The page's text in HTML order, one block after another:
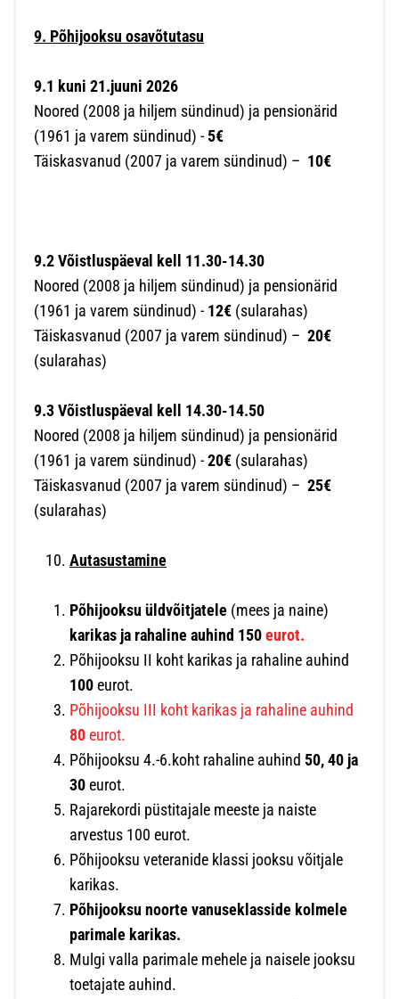
9. Põhijooksu osavõtutasu
9.1 kuni 21.juuni 2026
Noored (2008 ja hiljem sündinud) ja pensionärid
(1961 ja varem sündinud) -5€
Täiskasvanud (2007 ja varem sündinud) – 10€
9.2 Võistluspäeval kell 11.30-14.30
Noored (2008 ja hiljem sündinud) ja pensionärid
(1961 ja varem sündinud) - 12€ (sularahas)
Täiskasvanud (2007 ja varem sündinud) –20€
(sularahas)
9.3 Võistluspäeval kell 14.30-14.50
Noored (2008 ja hiljem sündinud) ja pensionärid
(1961 ja varem sündinud) -20€ (sularahas)
Täiskasvanud (2007 ja varem sündinud) –25€
(sularahas)
Autasustamine
Põhijooksu üldvõitjatele (mees ja naine)
karikas ja rahaline auhind 150eurot.
Põhijooksu II koht karikas ja rahaline auhind
100eurot.
Põhijooksu III koht karikas ja rahaline auhind
80eurot.
Põhijooksu 4.-6.koht rahaline auhind 50, 40 ja
30eurot.
Rajarekordi püstitajale meeste ja naiste
arvestus 100 eurot.
Põhijooksu veteranide klassi jooksu võitjale
karikas.
Põhijooksu noorte vanuseklasside kolmele
parimale karikas.
Mulgi valla parimale mehele ja naisele jooksu
toetajate auhind.